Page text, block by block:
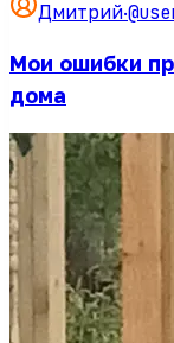
Дмитрий·
Мои ошибки
дома